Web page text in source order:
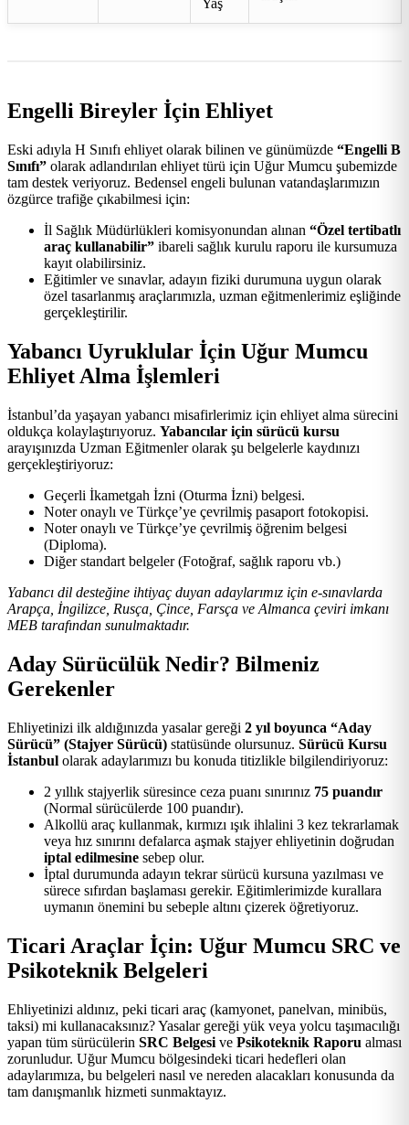
Yaş
Engelli Bireyler İçin Ehliyet
Eski adıyla H Sınıfı ehliyet olarak bilinen ve günümüzde “Engelli B
Sınıfı” olarak adlandırılan ehliyet türü için Uğur Mumcu şubemizde
tam destek veriyoruz. Bedensel engeli bulunan vatandaşlarımızın
özgürce trafiğe çıkabilmesi için:
İl Sağlık Müdürlükleri komisyonundan alınan “Özel tertibatlı
araç kullanabilir” ibareli sağlık kurulu raporu ile kursumuza
kayıt olabilirsiniz.
Eğitimler ve sınavlar, adayın fiziki durumuna uygun olarak
özel tasarlanmış araçlarımızla, uzman eğitmenlerimiz eşliğinde
gerçekleştirilir.
Yabancı Uyruklular İçin Uğur Mumcu
Ehliyet Alma İşlemleri
İstanbul’da yaşayan yabancı misafirlerimiz için ehliyet alma sürecini
oldukça kolaylaştırıyoruz. Yabancılar için sürücü kursu
arayışınızda Uzman Eğitmenler olarak şu belgelerle kaydınızı
gerçekleştiriyoruz:
Geçerli İkametgah İzni (Oturma İzni) belgesi.
Noter onaylı ve Türkçe’ye çevrilmiş pasaport fotokopisi.
Noter onaylı ve Türkçe’ye çevrilmiş öğrenim belgesi
(Diploma).
Diğer standart belgeler (Fotoğraf, sağlık raporu vb.)
Yabancı dil desteğine ihtiyaç duyan adaylarımız için e-sınavlarda
Arapça, İngilizce, Rusça, Çince, Farsça ve Almanca çeviri imkanı
MEB tarafından sunulmaktadır.
Aday Sürücülük Nedir? Bilmeniz
Gerekenler
Ehliyetinizi ilk aldığınızda yasalar gereği 2 yıl boyunca “Aday
Sürücü” (Stajyer Sürücü) statüsünde olursunuz. Sürücü Kursu
İstanbul olarak adaylarımızı bu konuda titizlikle bilgilendiriyoruz:
2 yıllık stajyerlik süresince ceza puanı sınırınız 75 puandır
(Normal sürücülerde 100 puandır).
Alkollü araç kullanmak, kırmızı ışık ihlalini 3 kez tekrarlamak
veya hız sınırını defalarca aşmak stajyer ehliyetinin doğrudan
iptal edilmesine sebep olur.
İptal durumunda adayın tekrar sürücü kursuna yazılması ve
sürece sıfırdan başlaması gerekir. Eğitimlerimizde kurallara
uymanın önemini bu sebeple altını çizerek öğretiyoruz.
Ticari Araçlar İçin: Uğur Mumcu SRC ve
Psikoteknik Belgeleri
Ehliyetinizi aldınız, peki ticari araç (kamyonet, panelvan, minibüs,
taksi) mi kullanacaksınız? Yasalar gereği yük veya yolcu taşımacılığı
yapan tüm sürücülerin SRC Belgesi ve Psikoteknik Raporu alması
zorunludur. Uğur Mumcu bölgesindeki ticari hedefleri olan
adaylarımıza, bu belgeleri nasıl ve nereden alacakları konusunda da
tam danışmanlık hizmeti sunmaktayız.